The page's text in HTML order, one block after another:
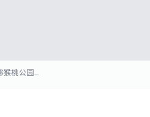
皇后镇猕猴桃公园门票